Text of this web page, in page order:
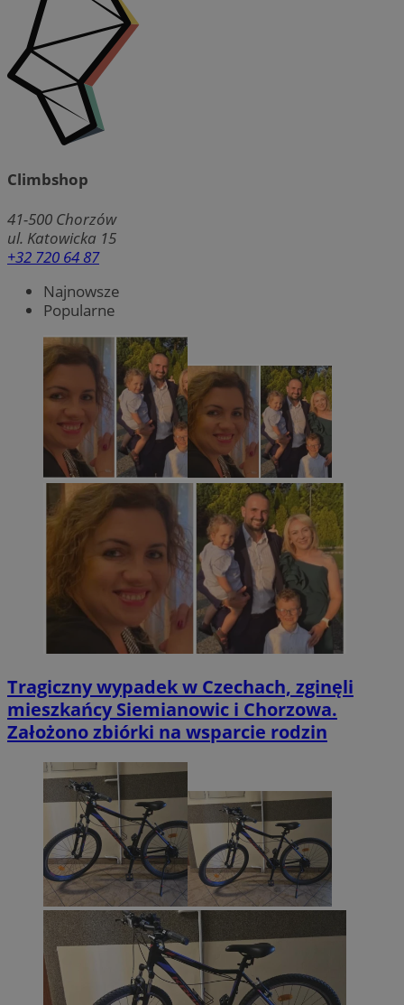
Climbshop
41-500 Chorzów
ul. Katowicka 15
+32 720 64 87
Najnowsze
Popularne
Tragiczny wypadek w Czechach, zginęli
mieszkańcy Siemianowic i Chorzowa.
Założono zbiórki na wsparcie rodzin